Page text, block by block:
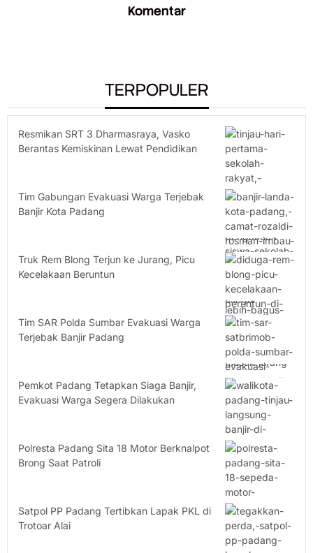
Komentar
TERPOPULER
Resmikan SRT 3 Dharmasraya, Vasko
Berantas Kemiskinan Lewat Pendidikan
Tim Gabungan Evakuasi Warga Terjebak
Banjir Kota Padang
Truk Rem Blong Terjun ke Jurang, Picu
Kecelakaan Beruntun
Tim SAR Polda Sumbar Evakuasi Warga
Terjebak Banjir Padang
Pemkot Padang Tetapkan Siaga Banjir,
Evakuasi Warga Segera Dilakukan
Polresta Padang Sita 18 Motor Berknalpot
Brong Saat Patroli
Satpol PP Padang Tertibkan Lapak PKL di
Trotoar Alai